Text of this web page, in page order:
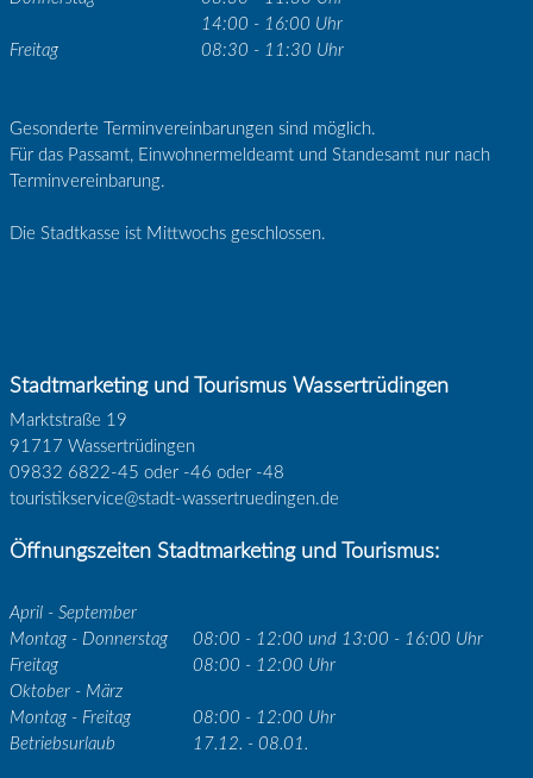
14:00 - 16:00 Uhr
Freitag
08:30 - 11:30 Uhr
Gesonderte Terminvereinbarungen sind möglich.
Für das Passamt, Einwohnermeldeamt und Standesamt nur nach
Terminvereinbarung.
Die Stadtkasse ist Mittwochs geschlossen.
Stadtmarketing und Tourismus Wassertrüdingen
Marktstraße 19
91717 Wassertrüdingen
09832 6822-45 oder -46 oder -48
touristikservice@stadt-wassertruedingen.de
Öffnungszeiten Stadtmarketing und Tourismus:
April - September
Montag - Donnerstag
08:00 - 12:00 und 13:00 - 16:00 Uhr
Freitag
08:00 - 12:00 Uhr
Oktober - März
Montag - Freitag
08:00 - 12:00 Uhr
Betriebsurlaub
17.12. - 08.01.